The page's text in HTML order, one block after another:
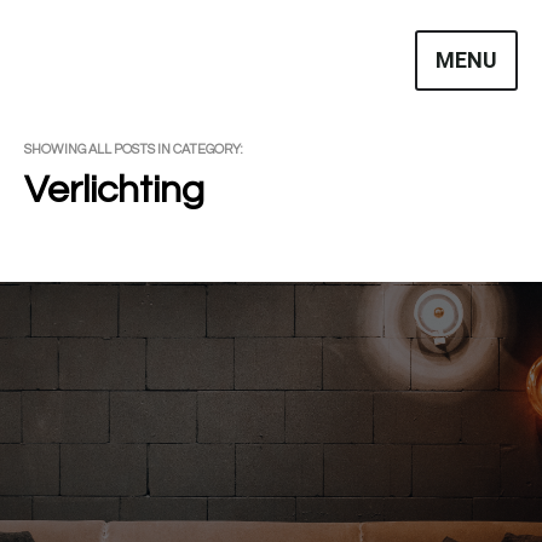
MENU
Huizen kopen
SHOWING ALL POSTS IN CATEGORY:
Verlichting